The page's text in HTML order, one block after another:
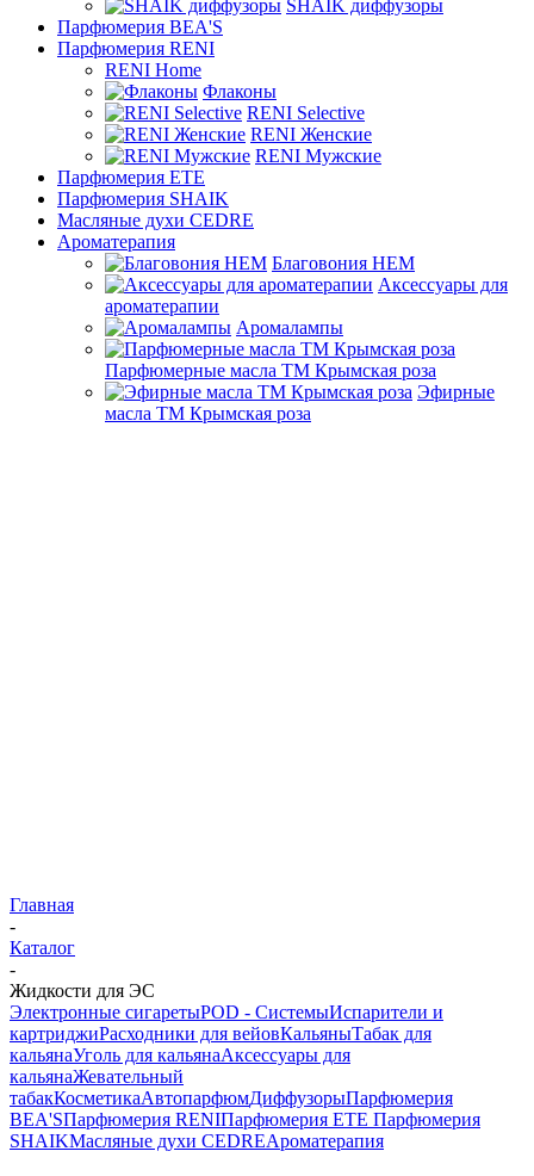
SHAIK диффузоры
Парфюмерия BEA'S
Парфюмерия RENI
RENI Home
Флаконы
RENI Selective
RENI Женские
RENI Мужские
Парфюмерия ETE
Парфюмерия SHAIK
Масляные духи CEDRE
Ароматерапия
Благовония HEM
Аксессуары для
ароматерапии
Аромалампы
Парфюмерные масла ТМ Крымская роза
Эфирные
масла ТМ Крымская роза
Главная
-
Каталог
-
Жидкости для ЭС
Электронные сигаретыPOD - СистемыИспарители и
картриджиРасходники для вейовКальяныТабак для
кальянаУголь для кальянаАксессуары для
кальянаЖевательный
табакКосметикаАвтопарфюмДиффузорыПарфюмерия
BEA'SПарфюмерия RENIПарфюмерия ETE Парфюмерия
SHAIKМасляные духи CEDREАроматерапия